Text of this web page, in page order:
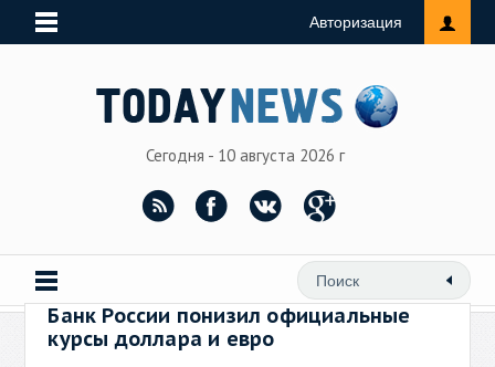
Авторизация
Сегодня - 10 августа 2026 г
Банк России понизил официальные
курсы доллара и евро